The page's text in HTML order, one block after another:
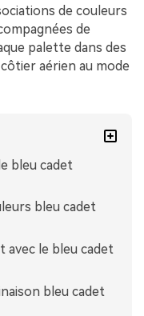
de couleurs
de
palette dans des
aérien au mode
bleu cadet
bleu cadet
avec le bleu cadet
bleu cadet